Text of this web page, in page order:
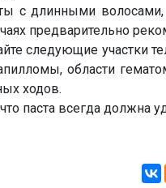
с длинными волосами,
предварительно
следующие участки
области
ходов.
паста всегда должна